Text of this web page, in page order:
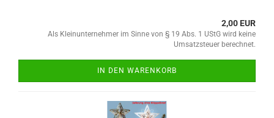
2,00 EUR
Als Kleinunternehmer im Sinne von § 19 Abs. 1 UStG wird keine
Umsatzsteuer berechnet.
IN DEN WARENKORB